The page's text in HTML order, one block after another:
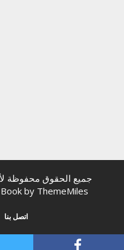
جميع الحقوق محفوظة
by ThemeMiles
اتصل بنا